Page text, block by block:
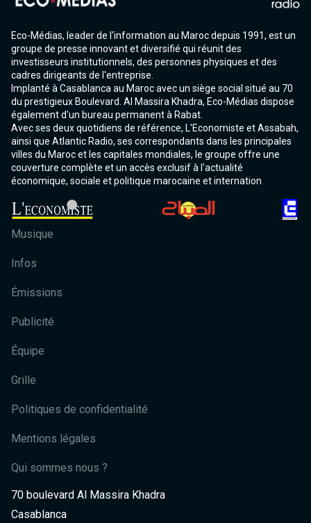
Eco-Médias, leader de l'information au Maroc depuis 1991, est un
groupe de presse innovant et diversifié qui réunit des
investisseurs institutionnels, des personnes physiques et des
cadres dirigeants de l'entreprise.
Implanté à Casablanca au Maroc avec un siège social situé au 70
du prestigieux Boulevard. Al Massira Khadra, Eco-Médias dispose
également d'un bureau permanent à Rabat.
Avec ses deux quotidiens de référence, L'Economiste et Assabah,
ainsi que Atlantic Radio, ses correspondants dans les principales
villes du Maroc et les capitales mondiales, le groupe offre une
couverture complète et un accès exclusif à l'actualité
économique, sociale et politique marocaine et internation
Musique
Infos
Émissions
Publicité
Équipe
Grille
Politiques de confidentialité
Mentions légales
Qui sommes nous ?
70 boulevard Al Massira Khadra
Casablanca